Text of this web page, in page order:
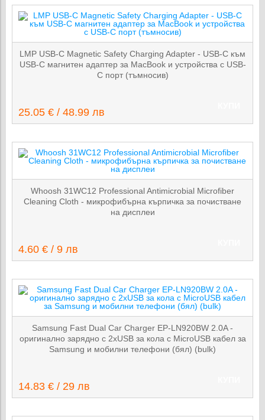
LMP USB-C Magnetic Safety Charging Adapter - USB-C към
USB-C магнитен адаптер за MacBook и устройства с USB-
C порт (тъмносив)
25.05 € / 48.99 лв
Whoosh 31WC12 Professional Antimicrobial Microfiber
Cleaning Cloth - микрофибърна кърпичка за почистване
на дисплеи
4.60 € / 9 лв
Samsung Fast Dual Car Charger EP-LN920BW 2.0A -
оригинално зарядно с 2хUSB за кола с MicroUSB кабел за
Samsung и мобилни телефони (бял) (bulk)
14.83 € / 29 лв